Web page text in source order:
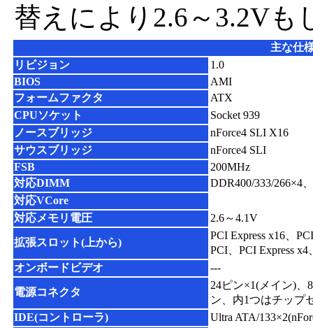
替えにより2.6～3.2Vも
主な仕
リビジョン
1.0
BIOS
AMI
フォームファクタ
ATX
CPUソケット
Socket 939
ノースブリッジ
nForce4 SLI X16
サウスブリッジ
nForce4 SLI
FSB
200MHz
対応DIMM
DDR400/333/266×4
対応VCore
対応メモリ電圧
2.6～4.1V
拡張スロット(上から)
PCI Express x16、
PCI、PCI Express x4
オンボードビデオ
---
電源コネクタ
24ピン×1(メイン)、
ン、内1つはチップ
IDE(コントローラ)
Ultra ATA/